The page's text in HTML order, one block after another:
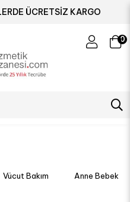
ÜCRETSİZ KARGO
0
Vücut Bakım Anne Bebek